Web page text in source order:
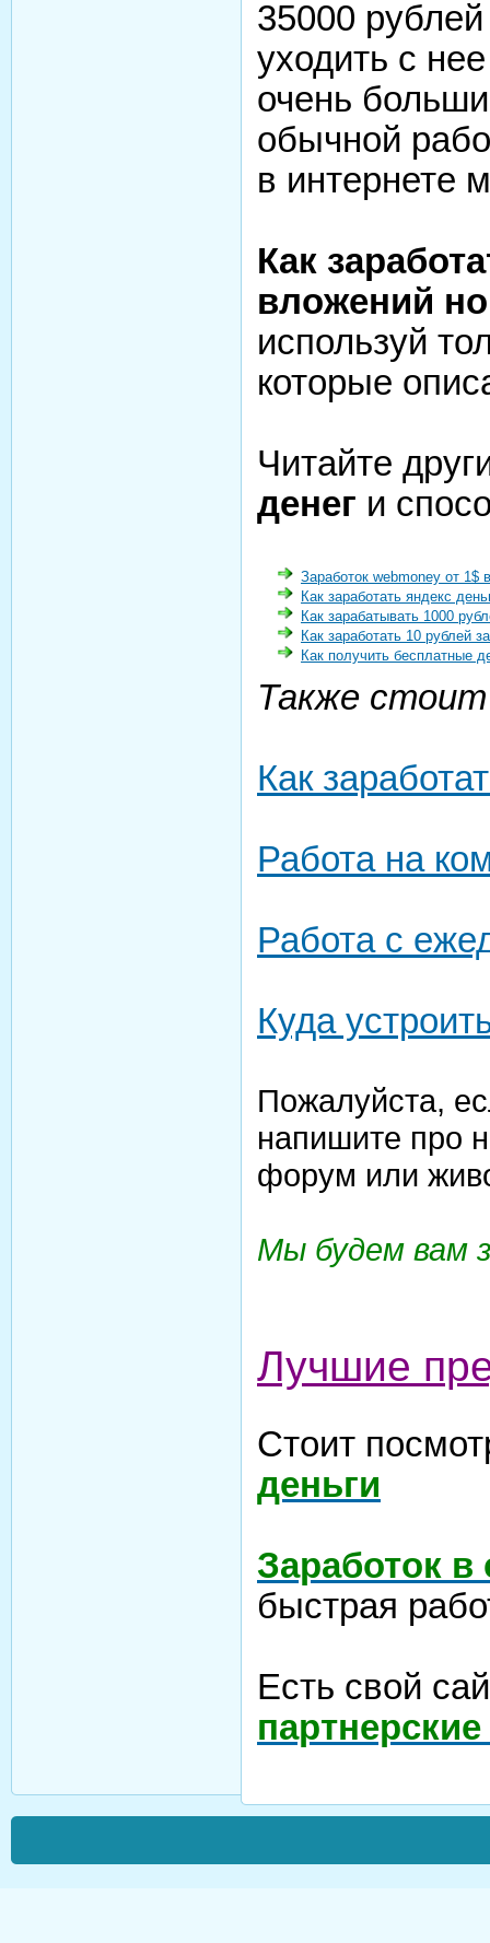
35000
уходить с
очень
обычной
в интернете
Как
вложений
используй
которые
Читайте
денег и
Заработок webmoney от 1$
Как заработать яндекс
Как зарабатывать 1000
Как заработать 10 рублей
Как получить бесплатные
Также
Как
Работа на
Работа с
Куда
Пожалуйста,
напишите про
форум или
Мы будем вам
Лучшие
Стоит
деньги
Заработок в
быстрая
Есть свой